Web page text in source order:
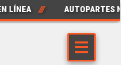
/// AUTOPARTES